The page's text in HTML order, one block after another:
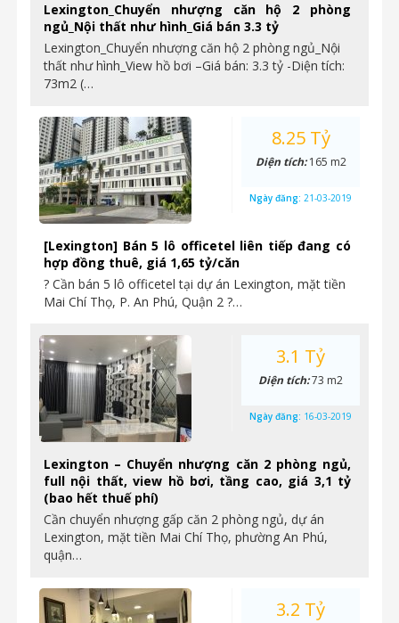
Lexington_Chuyển nhượng căn hộ 2 phòng
ngủ_Nội thất như hình_Giá bán 3.3 tỷ
Lexington_Chuyển nhượng căn hộ 2 phòng ngủ_Nội
thất như hình_View hồ bơi –Giá bán: 3.3 tỷ -Diện tích:
73m2 (…
[Lexington] Bán 5 lô officetel liên tiếp đang có
hợp đồng thuê, giá 1,65 tỷ/căn
? Cần bán 5 lô officetel tại dự án Lexington, mặt tiền
Mai Chí Thọ, P. An Phú, Quận 2 ?…
8.25 Tỷ
Diện tích:165 m2
Ngày đăng: 21-03-2019
Lexington – Chuyển nhượng căn 2 phòng ngủ,
full nội thất, view hồ bơi, tầng cao, giá 3,1 tỷ
(bao hết thuế phí)
Cần chuyển nhượng gấp căn 2 phòng ngủ, dự án
Lexington, mặt tiền Mai Chí Thọ, phường An Phú,
quận…
3.1 Tỷ
Diện tích:73 m2
Ngày đăng: 16-03-2019
3.2 Tỷ